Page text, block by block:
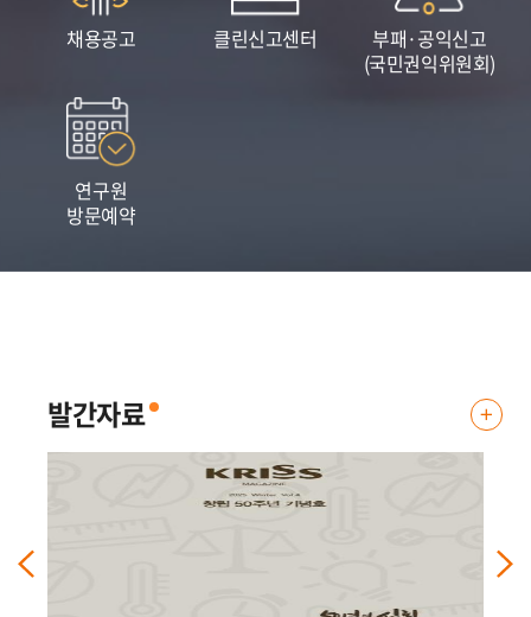
표준연, 자체 AI 플랫폼 구축을 통한 스마트 연구행정 구현 - 별도 연계 프로그램
채용공고 클린신고센터
부패·공익신고
(국민권익위원회)
연구원
방문예약
발간자료
발
더
보